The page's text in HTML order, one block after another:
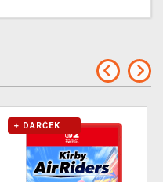
+ DARČEK